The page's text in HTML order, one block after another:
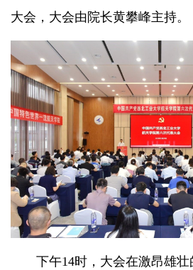
大会，大会由院长黄攀峰主持。
下午14时，大会在激昂雄壮